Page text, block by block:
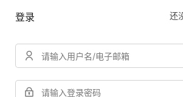
登录 还